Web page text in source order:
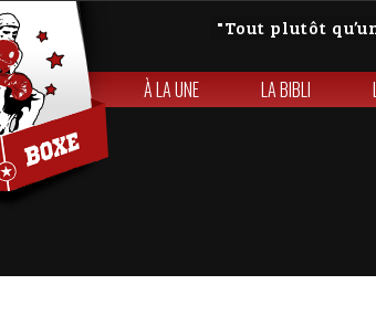
Tout plutôt
À LA UNE LA BIBLI